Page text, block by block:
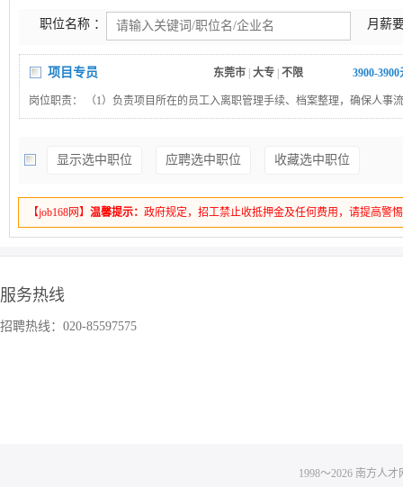
职位名称 ： 月薪
项目专员 东莞市 大专 不限 3900-3900
岗位职责： （1）负责项目所在的员工入离职管理手续、档案整理，确保人事
效。 （2）进行员工日常考勤数据、薪酬核算、社保公积金信息核对等基础工
确。 （4）定期统计驻场人事相关数据，如人员入离职数据等，形成分析报告
力资源管理、行政管理等相关专业优先。 （2）具备两年以上甲方或者乙方人
作经验，有驻场人事工作经验或制造业、服务业等劳动密集型行业人事工作经
（3）熟练使用办公软件，能够高效处理各类人事文档与数据;了解劳动法律法
显示选中职位 应聘选中职位 收藏选中职位
【job168网】 温馨提示： 政府规定，招工禁止收抵押金及任何费用，请提高警
服务热线
招聘热线：020-85597575
1998～2026 南方人才